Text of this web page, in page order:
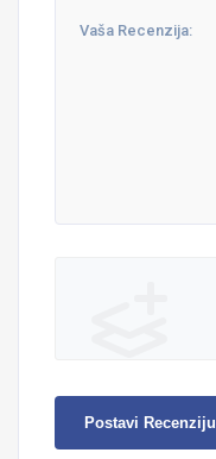
Postavi Recenziju